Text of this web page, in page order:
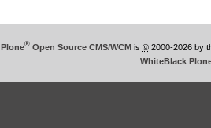
Plone®Open Source CMS/WCMis ©2000-2026 by
WhiteBlack